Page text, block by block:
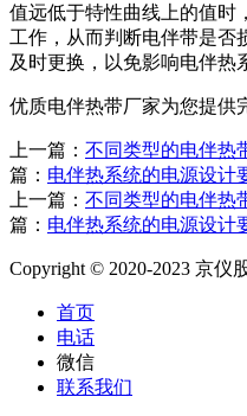
值远低于特性曲线上的值时
工作，从而判断电伴带是否
及时更换，以免影响电伴热
优质电伴热带厂家为您提供
上一篇： 不同类型的电伴热
篇： 电伴热系统的电源设计
上一篇： 不同类型的电伴热
篇： 电伴热系统的电源设计
Copyright © 2020-2023 京仪
首页
电话
微信
联系我们